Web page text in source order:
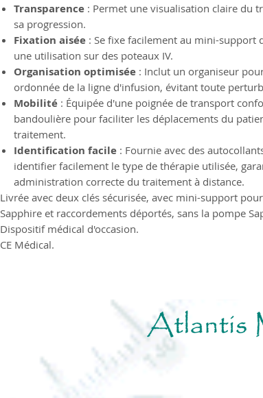
Transparence : Permet une visualisation claire du
sa progression.
Fixation aisée : Se fixe facilement au mini-support
une utilisation sur des poteaux IV.
Organisation optimisée : Inclut un organiseur
ordonnée de la ligne d'infusion, évitant toute
Mobilité : Équipée d'une poignée de transport
bandoulière pour faciliter les déplacements du
traitement.
Identification facile : Fournie avec des
identifier facilement le type de thérapie utilisée,
administration correcte du traitement à distance.
Livrée avec deux clés sécurisée, avec mini-support
Sapphire et raccordements déportés, sans la pompe
Dispositif médical d'occasion.
CE Médical.